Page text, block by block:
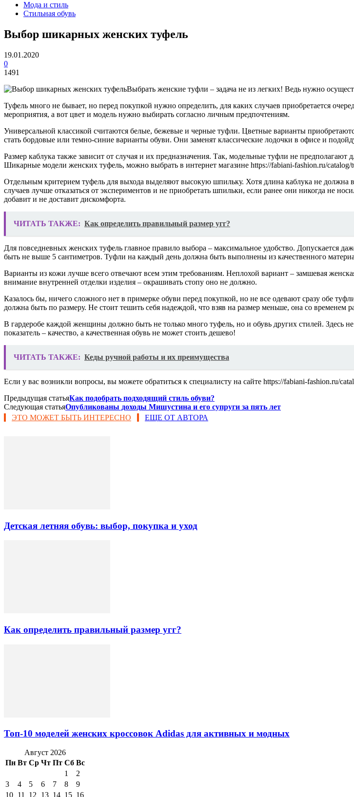
Мода и стиль
Стильная обувь
Выбор шикарных женских туфель
19.01.2020
0
1491
Выбрать женские туфли – задача не из легких! Ведь нужно
Туфель много не бывает, но перед покупкой нужно определить, для каких случаев приобретается
мероприятия, а вот цвет и модель нужно выбирать согласно личным предпочтениям.
Универсальной классикой считаются белые, бежевые и черные туфли. Цветные варианты
стать бордовые или темно-синие варианты обуви. Они заменят классические лодочки в офисе и
Размер каблука также зависит от случая и их предназначения. Так, модельные туфли не
Шикарные модели женских туфель, можно выбрать в интернет магазине https://fabiani-fashion.ru/
Отдельным критерием туфель для выхода выделяют высокую шпильку. Хотя длина каблука не должна
случаев лучше отказаться от экспериментов и не приобретать шпильки, если ранее они никогда не
добавит и не доставит дискомфорта.
ЧИТАТЬ ТАКЖЕ: Как определить правильный размер угг?
Для повседневных женских туфель главное правило выбора – максимальное удобство. Допускается
быть не выше 5 сантиметров. Туфли на каждый день должна быть выполнены из качественного
Варианты из кожи лучше всего отвечают всем этим требованиям. Неплохой вариант – замшевая
внимание внутренней отделки изделия – окрашивать стопу оно не должно.
Казалось бы, ничего сложного нет в примерке обуви перед покупкой, но не все одевают сразу обе
должна быть по размеру. Не стоит тешить себя надеждой, что взяв на размер меньше, она со временем
В гардеробе каждой женщины должно быть не только много туфель, но и обувь других стилей. Здесь
показатель – качество, а качественная обувь не может стоить дешево!
ЧИТАТЬ ТАКЖЕ: Кеды ручной работы и их преимущества
Если у вас возникли вопросы, вы можете обратиться к специалисту на сайте https://fabiani-fashion.ru/
Предыдущая статьяКак подобрать подходящий стиль обуви?
Следующая статьяОпубликованы доходы Мишустина и его супруги за пять лет
ЭТО МОЖЕТ БЫТЬ ИНТЕРЕСНО
ЕЩЕ ОТ АВТОРА
Детская летняя обувь: выбор, покупка и уход
Как определить правильный размер угг?
Топ-10 моделей женских кроссовок Adidas для активных и модных
Август 2026
Пн Вт Ср Чт Пт Сб Вс
1
2
3
4 5 6 7 8
9
10 11 12 13 14 15 16